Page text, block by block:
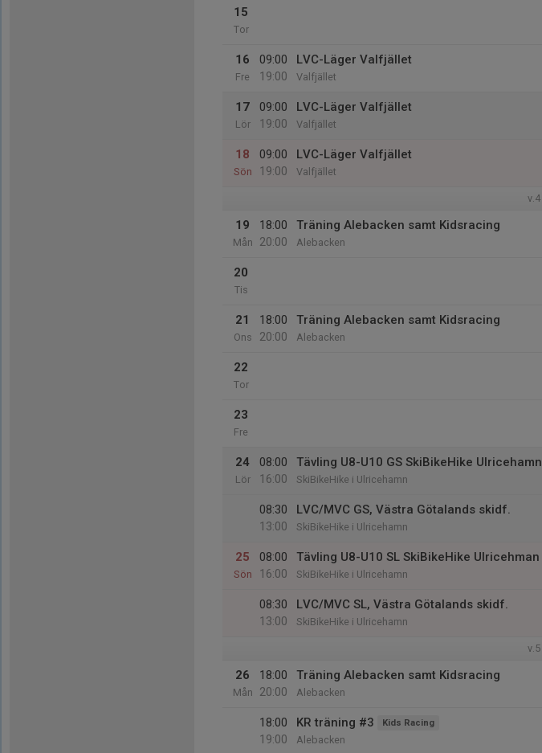
15
Tor
16
Fre
09:00
19:00
LVC-Läger Valfjället
Valfjället
17
Lör
09:00
19:00
LVC-Läger Valfjället
Valfjället
18
Sön
09:00
19:00
LVC-Läger Valfjället
Valfjället
v.4
19
Mån
18:00
20:00
Träning Alebacken samt Kidsracing
Alebacken
20
Tis
21
Ons
18:00
20:00
Träning Alebacken samt Kidsracing
Alebacken
22
Tor
23
Fre
24
Lör
08:00
16:00
Tävling U8-U10 GS SkiBikeHike Ulricehamn
SkiBikeHike i Ulricehamn
08:30
13:00
LVC/MVC GS, Västra Götalands skidf.
SkiBikeHike i Ulricehamn
25
Sön
08:00
16:00
Tävling U8-U10 SL SkiBikeHike Ulricehman
SkiBikeHike i Ulricehamn
08:30
13:00
LVC/MVC SL, Västra Götalands skidf.
SkiBikeHike i Ulricehamn
v.5
26
Mån
18:00
20:00
Träning Alebacken samt Kidsracing
Alebacken
18:00
19:00
KR träning #3 Kids Racing
Alebacken